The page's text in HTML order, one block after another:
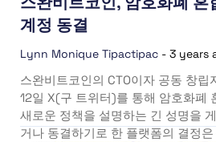
계정 동결
Lynn Monique Tipactipac - 3 years
스완비트코인의 CTO이자 공동 창립
12일 X(구 트위터)를 통해 암호화폐
새로운 정책을 설명하는 긴 성명을
거나 동결하기로 한 플랫폼의 결정